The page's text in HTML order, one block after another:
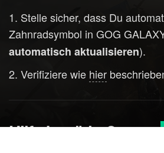
Stelle sicher, dass Du
Zahnradsymbol in GOG
automatisch aktualisieren).
Verifiziere wie hier
Hilfe benötigt?